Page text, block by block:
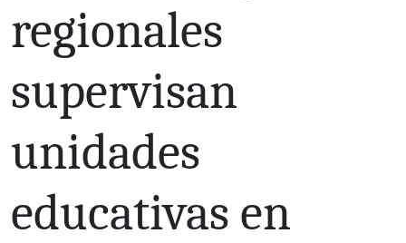
regionales
supervisan
unidades
educativas en